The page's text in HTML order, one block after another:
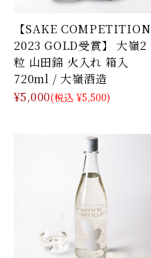
【SAKE COMPETITION
2023 GOLD受賞】 大嶺2
粒 山田錦 火入れ 箱入
720ml / 大嶺酒造
¥5,000(税込 ¥5,500)